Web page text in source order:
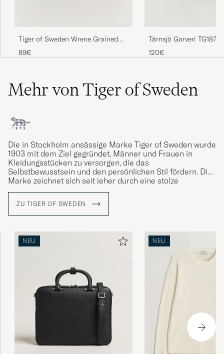
Tiger of Sweden Wrene Grained
Leather Wallet Black
89€
Tärnsjö Garveri
Cover Black
120€
Mehr von Tiger of Sweden
Die in Stockholm ansässige Marke Tiger of Sweden wurde
1903 mit dem Ziel gegründet, Männer und Frauen in
Kleidungsstücken zu versorgen, die das
Selbstbewusstsein und den persönlichen Stil fördern. Die
Marke zeichnet sich seit jeher durch eine stolze
Marke sind Kultur, Kreativität und handwerkliches
Können sowiedas Streben nach
auch von intellektuellen Werten.
ZU TIGER OF SWEDEN
NEU NEU